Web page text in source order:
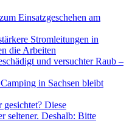
Einsatzgeschehen am
Stromleitungen in
die Arbeiten
und versuchter Raub –
in Sachsen bleibt
Diese
seltener. Deshalb: Bitte